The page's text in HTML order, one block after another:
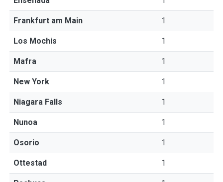
Frankfurt am Main 1
Los Mochis 1
Mafra 1
New York 1
Niagara Falls 1
Nunoa 1
Osorio 1
Ottestad 1